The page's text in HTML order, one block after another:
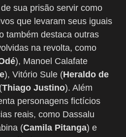
sua prisão servir como
que levaram seus iguais
também destaca outras
na revolta, como
), Manoel Calafate
), Vitório Sule (Heraldo de
Thiago Justino). Além
personagens fictícios
reais, como Dassalu
(Camila Pitanga) e